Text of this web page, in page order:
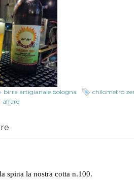
birra artigianale bologna
chilometro
affare
spina la nostra cotta n.100.